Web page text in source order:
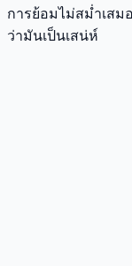
การย้อมไม่สม่ำเส
ว่ามันเป็นเสน่ห์